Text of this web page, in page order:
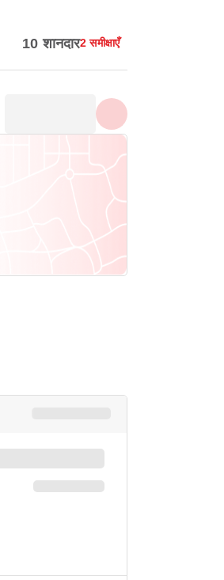
10 शानदार2 समीक्षाएँ